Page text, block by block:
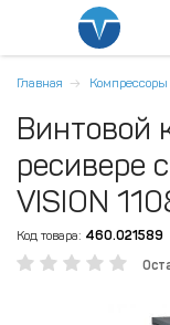
Главная Компрессоры
Винтовой
ресивере
VISION
Код товара: 460.021589